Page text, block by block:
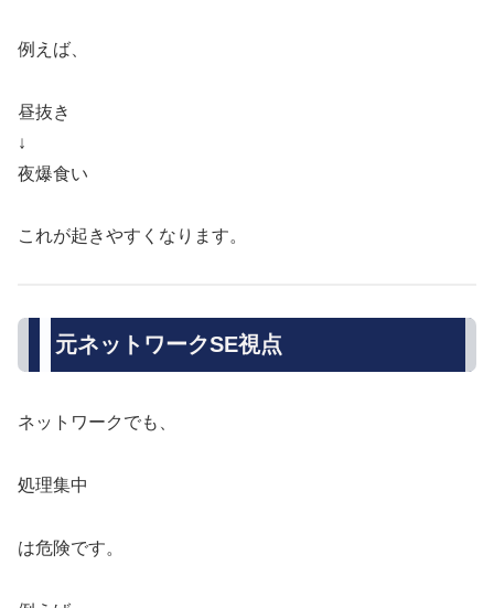
例えば、
昼抜き
↓
夜爆食い
これが起きやすくなります。
元ネットワークSE視点
ネットワークでも、
処理集中
は危険です。